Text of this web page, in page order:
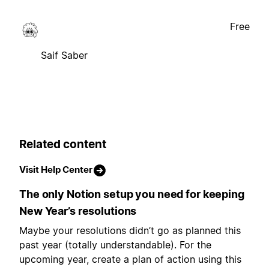
Saif Saber
Free
Related content
Visit Help Center
The only Notion setup you need for keeping
New Year’s resolutions
Maybe your resolutions didn’t go as planned this
past year (totally understandable). For the
upcoming year, create a plan of action using this